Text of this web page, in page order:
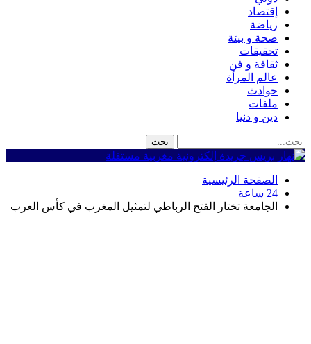
إقتصاد
رياضة
صحة و بيئة
تحقيقات
ثقافة و فن
عالم المرأة
حوادث
ملفات
دين و دنيا
الصفحة الرئيسية
24 ساعة
الجامعة تختار الفتح الرباطي لتمثيل المغرب في كأس العرب